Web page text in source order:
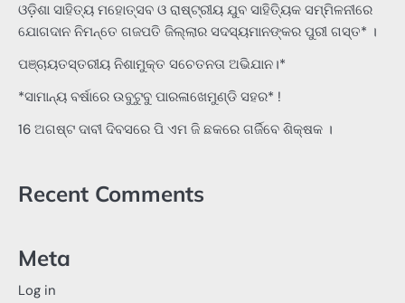
ଓଡ଼ିଶା ସାହିତ୍ୟ ମହୋତ୍ସବ ଓ ରାଷ୍ଟ୍ରୀୟ ଯୁବ ସାହିତ୍ୟିକ ସମ୍ମିଳନୀରେ
ଯୋଗଦାନ ନିମନ୍ତେ ଗଜପତି ଜିଲ୍ଲାର ସଦସ୍ୟମାନଙ୍କର ପୁରୀ ଗସ୍ତ* ।
ପଞ୍ଚାୟତସ୍ତରୀୟ ନିଶାମୁକ୍ତ ସଚେତନତା ଅଭିଯାନ।*
*ସାମାନ୍ୟ ବର୍ଷାରେ ଉବୁଟୁବୁ ପାରଳାଖେମୁଣ୍ଡି ସହର* !
16 ଅଗଷ୍ଟ ଦାବୀ ଦିବସରେ ପି ଏମ ଜି ଛକରେ ଗର୍ଜିବେ ଶିକ୍ଷକ ।
Recent Comments
Meta
Log in